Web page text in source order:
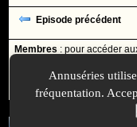
Episode précédent
Membres : pour accéder
Ajoutée le :30/11/-0001
Annuséries
fréquentation.